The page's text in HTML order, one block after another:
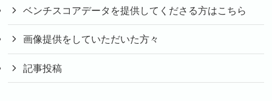
ベンチスコアデータを提供してくださる方はこちら
画像提供をしていただいた方々
記事投稿